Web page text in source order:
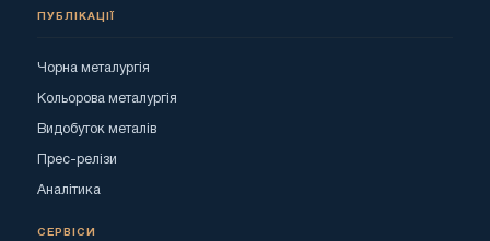
ПУБЛІКАЦІЇ
Чорна металургія
Кольорова металургія
Видобуток металів
Прес-релізи
Аналітика
СЕРВІСИ